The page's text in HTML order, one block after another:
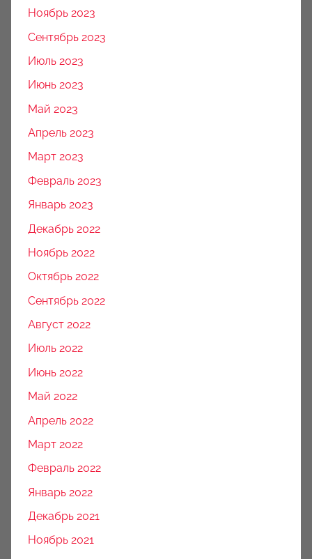
Ноябрь 2023
Сентябрь 2023
Июль 2023
Июнь 2023
Май 2023
Апрель 2023
Март 2023
Февраль 2023
Январь 2023
Декабрь 2022
Ноябрь 2022
Октябрь 2022
Сентябрь 2022
Август 2022
Июль 2022
Июнь 2022
Май 2022
Апрель 2022
Март 2022
Февраль 2022
Январь 2022
Декабрь 2021
Ноябрь 2021